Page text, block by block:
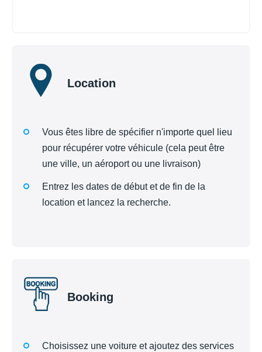
Location
Vous êtes libre de spécifier n'importe quel lieu
pour récupérer votre véhicule (cela peut être
une ville, un aéroport ou une livraison)
Entrez les dates de début et de fin de la
location et lancez la recherche.
Booking
Choisissez une voiture et ajoutez des services